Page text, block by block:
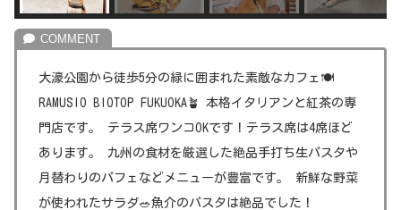
大濠公園から徒歩5分の緑に囲まれた素敵なカフェ🍽️
RAMUSIO BIOTOP FUKUOKA🪴 本格イタリアンと紅茶の専
門店です。 テラス席ワンコOKです！テラス席は4席ほど
あります。 九州の食材を厳選した絶品手打ち生パスタや
月替わりのパフェなどメニューが豊富です。 新鮮な野菜
が使われたサラダ🥗魚介のパスタは絶品でした！